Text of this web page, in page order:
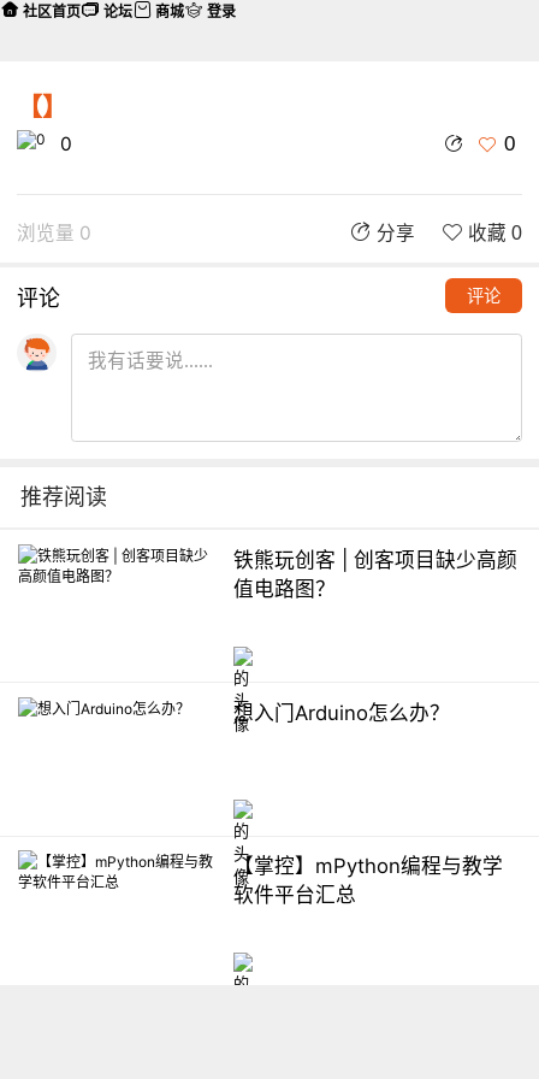
【】
0 0
浏览量 0 分享 收藏 0
评论 评论
推荐阅读
铁熊玩创客 | 创客项目缺少高颜
值电路图？
想入门Arduino怎么办？
【掌控】mPython编程与教学
软件平台汇总
社区首页 论坛 商城 登录